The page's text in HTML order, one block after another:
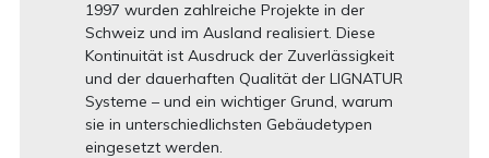
1997 wurden zahlreiche Projekte in der
Schweiz und im Ausland realisiert. Diese
Kontinuität ist Ausdruck der Zuverlässigkeit
und der dauerhaften Qualität der LIGNATUR
Systeme – und ein wichtiger Grund, warum
sie in unterschiedlichsten Gebäudetypen
eingesetzt werden.